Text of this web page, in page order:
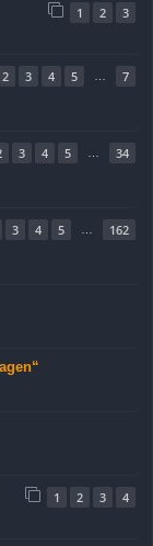
1 2 3
2 3 4 5 7
3 4 5 34
3 4 5 162
1 2 3 4